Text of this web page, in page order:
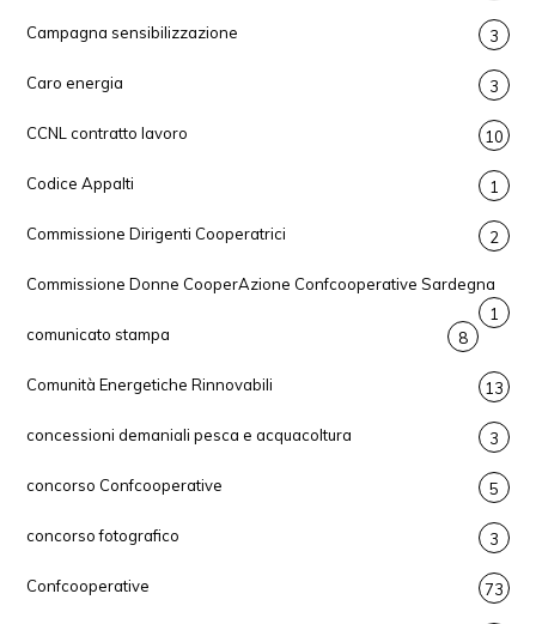
Campagna sensibilizzazione 3
Caro energia 3
CCNL contratto lavoro 10
Codice Appalti 1
Commissione Dirigenti Cooperatrici 2
Commissione Donne CooperAzione Confcooperative Sardegna
1
comunicato stampa
8
Comunità Energetiche Rinnovabili 13
concessioni demaniali pesca e acquacoltura 3
concorso Confcooperative 5
concorso fotografico 3
Confcooperative 73